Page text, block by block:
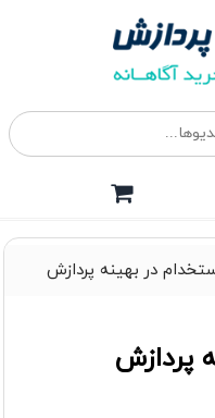
در بهینه پردازش
پردازش